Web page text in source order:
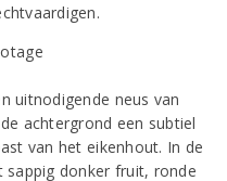
uitnodigende neus van
achtergrond een subtiel
van het eikenhout. In de
donker fruit, ronde